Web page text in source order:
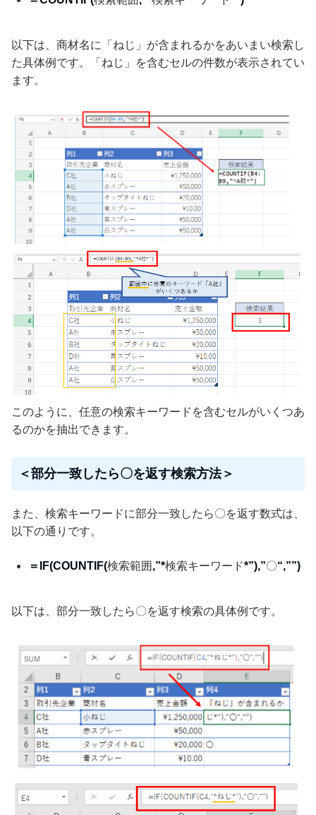
以下は、商材名に「ねじ」が含まれるかをあいまい検索し
た具体例です。「ねじ」を含むセルの件数が表示されてい
ます。
このように、任意の検索キーワードを含むセルがいくつあ
るのかを抽出できます。
＜部分一致したら〇を返す検索方法＞
また、検索キーワードに部分一致したら〇を返す数式は、
以下の通りです。
＝IF(COUNTIF(検索範囲 ,”*検索キーワード*”),”〇“,””)
以下は、部分一致したら〇を返す検索の具体例です。